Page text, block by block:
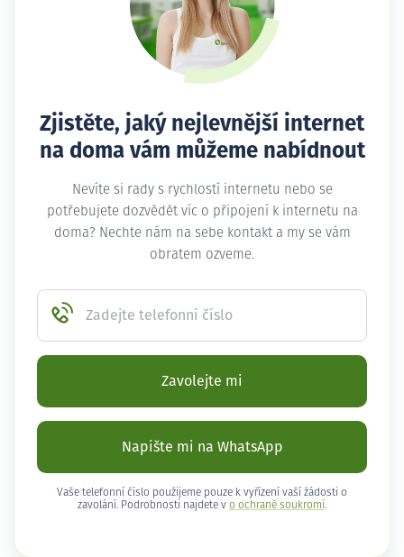
Zjistěte, jaký nejlevnější internet
na doma vám můžeme nabídnout
Nevíte si rady s rychlostí internetu nebo se
potřebujete dozvědět víc o připojení k internetu na
doma? Nechte nám na sebe kontakt a my se vám
obratem ozveme.
Zadejte telefonní číslo
Zavolejte mi
Napište mi na WhatsApp
Vaše telefonní číslo použijeme pouze k vyřízení vaší žádosti o
zavolání. Podrobnosti najdete v o ochraně soukromí .